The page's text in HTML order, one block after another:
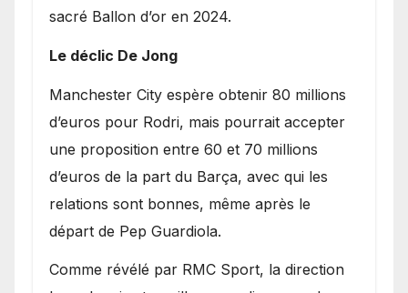
sacré Ballon d’or en 2024.
Le déclic De Jong
​Manchester City espère obtenir 80 millions
d’euros pour Rodri, mais pourrait accepter
une proposition entre 60 et 70 millions
d’euros de la part du Barça, avec qui les
relations sont bonnes, même après le
départ de Pep Guardiola.
​Comme révélé par RMC Sport, la direction